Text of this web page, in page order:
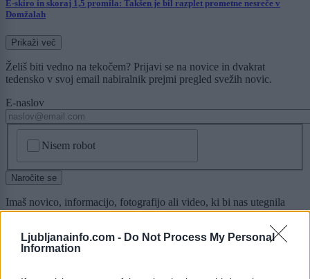
Ljubljanainfo.com - Do Not Process My Personal
Information
E-skiro in skoraj 1,5 promila: Takšen je bil razplet prometne nesreče v
Domžalah
Prikaži več
Želiš biti vedno na tekočem? Prijavi se na novice in dvakrat
tedensko v svoj email nabiralnik prejmi pregled svežih novic.
E-naslov
Nisem robot
Naročite se
Imaš novico, informacijo, fotografijo ali video, ki bi nas utegnila
zanimati? Najboljše nagradimo.
Pošlji